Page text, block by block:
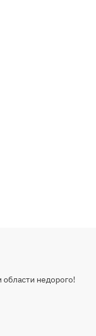
недорого!